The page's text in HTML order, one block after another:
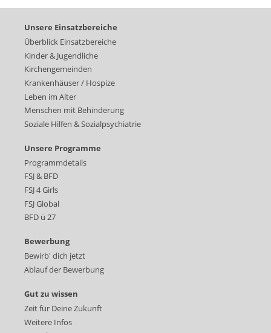
Unsere Einsatzbereiche
Überblick Einsatzbereiche
Kinder & Jugendliche
Kirchengemeinden
Krankenhäuser / Hospize
Leben im Alter
Menschen mit Behinderung
Soziale Hilfen & Sozialpsychiatrie
Unsere Programme
Programmdetails
FSJ & BFD
FSJ 4 Girls
FSJ Global
BFD ü 27
Bewerbung
Bewirb' dich jetzt
Ablauf der Bewerbung
Gut zu wissen
Zeit für Deine Zukunft
Weitere Infos